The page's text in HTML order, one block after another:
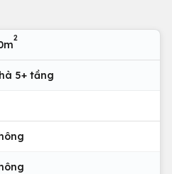
2
5+ tầng